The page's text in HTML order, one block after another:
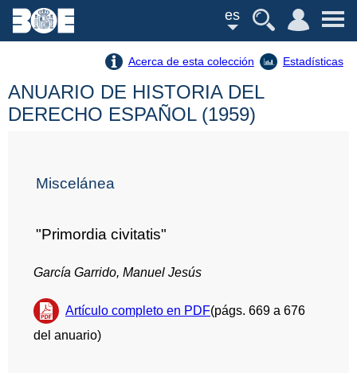
es
Acerca de esta colección Estadísticas
ANUARIO DE HISTORIA DEL
DERECHO ESPAÑOL (1959)
Miscelánea
"Primordia civitatis"
García Garrido, Manuel Jesús
Artículo completo en PDF(págs. 669 a 676
del anuario)